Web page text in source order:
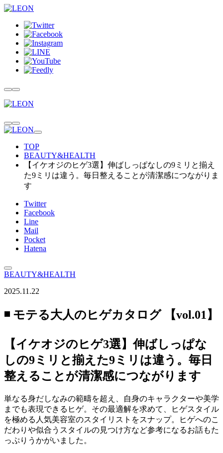
TOP
BEAUTY&HEALTH
【イケオジのヒゲ3選】伸ばしっぱなしの9ミリと揃え
た9ミリは違う。毎日整えることが清潔感につながりま
す
Twitter
Facebook
Line
Mail
Pocket
Hatena
BEAUTY&HEALTH
2025.11.22
◾️ モテる大人のヒゲカタログ 【vol.01】
【イケオジのヒゲ3選】伸ばしっぱな
しの9ミリと揃えた9ミリは違う。毎日
整えることが清潔感につながります
単なる身だしなみの範疇を超え、自身のキャラクターや美学
までも表現できるヒゲ。その最適解を求めて、ヒゲスタイル
を極める人気美容室のスタイリストをスナップ。ヒゲへのこ
だわりや似合うスタイルの見つけ方など参考になるお話もた
っぷりうかがいました。